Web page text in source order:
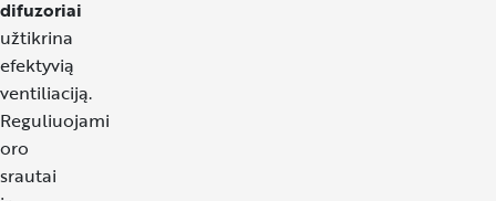
difuzoriai
užtikrina
efektyvią
ventiliaciją.
Reguliuojami
oro
srautai